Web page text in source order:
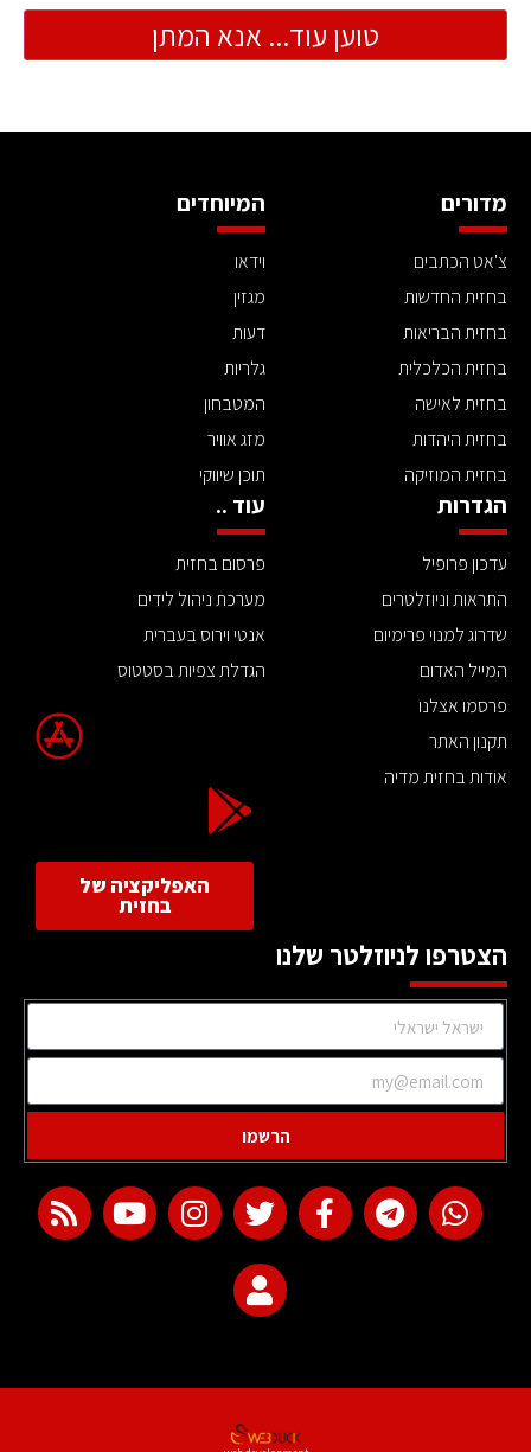
טוען עוד... אנא המתן
מדורים
צ'אט הכתבים
בחזית החדשות
בחזית הבריאות
בחזית הכלכלית
בחזית לאישה
בחזית היהדות
בחזית המוזיקה
המיוחדים
וידאו
מגזין
דעות
גלריות
המטבחון
מזג אוויר
תוכן שיווקי
הגדרות
עדכון פרופיל
התראות וניוזלטרים
שדרוג למנוי פרימיום
המייל האדום
פרסמו אצלנו
תקנון האתר
אודות בחזית מדיה
עוד ..
פרסום בחזית
מערכת ניהול לידים
אנטי וירוס בעברית
הגדלת צפיות בסטטוס
האפליקציה של
בחזית
הצטרפו לניוזלטר שלנו
הרשמו